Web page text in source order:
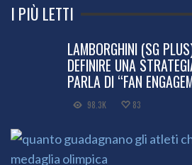
I PIÙ LETTI
LAMBORGHINI (SG
DEFINIRE UNA
PARLA DI “FAN
98.3K 83